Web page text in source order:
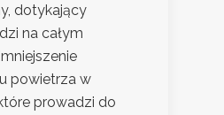
dotykający
na całym
powietrza w
prowadzi do